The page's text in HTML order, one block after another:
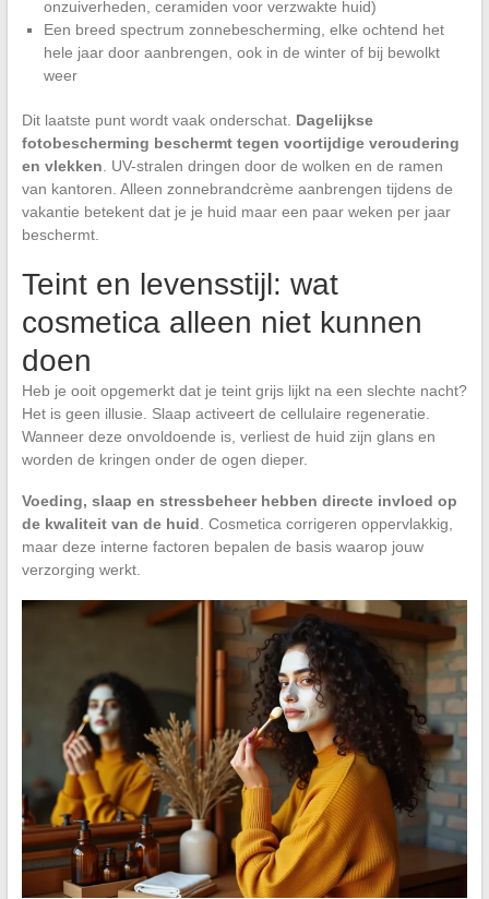
onzuiverheden, ceramiden voor verzwakte huid)
Een breed spectrum zonnebescherming, elke ochtend het
hele jaar door aanbrengen, ook in de winter of bij bewolkt
weer
Dit laatste punt wordt vaak onderschat. Dagelijkse
fotobescherming beschermt tegen voortijdige veroudering
en vlekken. UV-stralen dringen door de wolken en de ramen
van kantoren. Alleen zonnebrandcrème aanbrengen tijdens de
vakantie betekent dat je je huid maar een paar weken per jaar
beschermt.
Teint en levensstijl: wat
cosmetica alleen niet kunnen
doen
Heb je ooit opgemerkt dat je teint grijs lijkt na een slechte nacht?
Het is geen illusie. Slaap activeert de cellulaire regeneratie.
Wanneer deze onvoldoende is, verliest de huid zijn glans en
worden de kringen onder de ogen dieper.
Voeding, slaap en stressbeheer hebben directe invloed op
de kwaliteit van de huid. Cosmetica corrigeren oppervlakkig,
maar deze interne factoren bepalen de basis waarop jouw
verzorging werkt.